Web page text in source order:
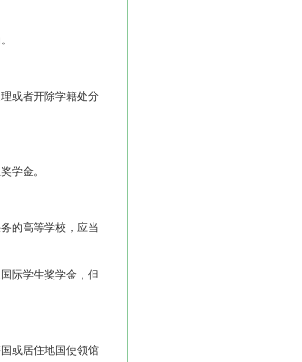
或者开除学籍处分
学金。
的高等学校，应当
际学生奖学金，但
或居住地国使领馆